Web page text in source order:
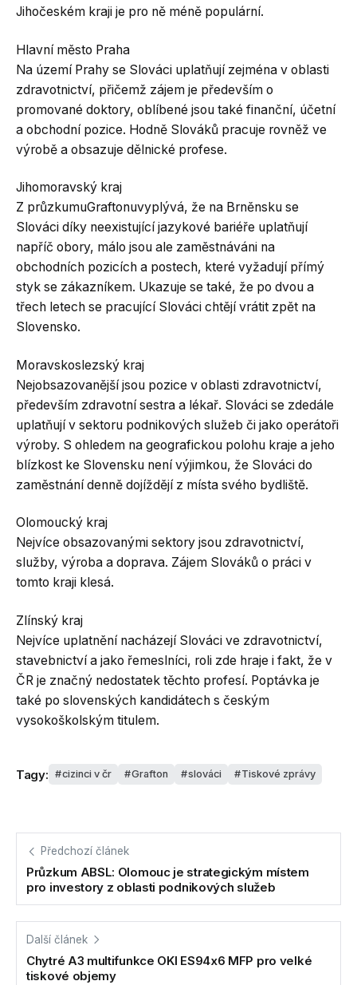
Jihočeském kraji je pro ně méně populární.
Hlavní město Praha
Na území Prahy se Slováci uplatňují zejména v oblasti
zdravotnictví, přičemž zájem je především o
promované doktory, oblíbené jsou také finanční, účetní
a obchodní pozice. Hodně Slováků pracuje rovněž ve
výrobě a obsazuje dělnické profese.
Jihomoravský kraj
Z průzkumuGraftonuvyplývá, že na Brněnsku se
Slováci díky neexistující jazykové bariéře uplatňují
napříč obory, málo jsou ale zaměstnáváni na
obchodních pozicích a postech, které vyžadují přímý
styk se zákazníkem. Ukazuje se také, že po dvou a
třech letech se pracující Slováci chtějí vrátit zpět na
Slovensko.
Moravskoslezský kraj
Nejobsazovanější jsou pozice v oblasti zdravotnictví,
především zdravotní sestra a lékař. Slováci se zdedále
uplatňují v sektoru podnikových služeb či jako operátoři
výroby. S ohledem na geografickou polohu kraje a jeho
blízkost ke Slovensku není výjimkou, že Slováci do
zaměstnání denně dojíždějí z místa svého bydliště.
Olomoucký kraj
Nejvíce obsazovanými sektory jsou zdravotnictví,
služby, výroba a doprava. Zájem Slováků o práci v
tomto kraji klesá.
Zlínský kraj
Nejvíce uplatnění nacházejí Slováci ve zdravotnictví,
stavebnictví a jako řemeslníci, roli zde hraje i fakt, že v
ČR je značný nedostatek těchto profesí. Poptávka je
také po slovenských kandidátech s českým
vysokoškolským titulem.
Tagy: cizinci v čr Grafton slováci Tiskové zprávy
Předchozí článek
Průzkum ABSL: Olomouc je strategickým místem
pro investory z oblasti podnikových služeb
Další článek
Chytré A3 multifunkce OKI ES94x6 MFP pro velké
tiskové objemy